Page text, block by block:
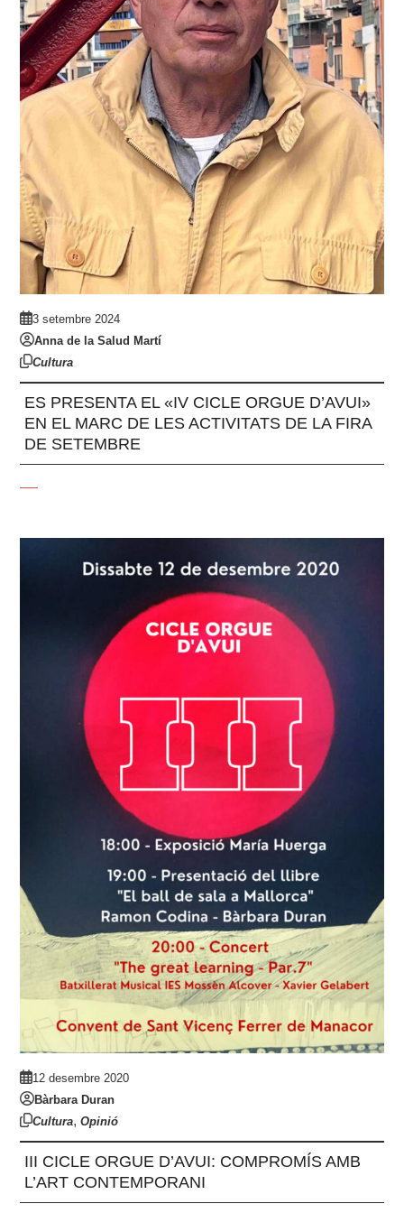
3 setembre 2024
Anna de la Salud Martí
Cultura
ES PRESENTA EL «IV CICLE ORGUE D’AVUI»
EN EL MARC DE LES ACTIVITATS DE LA FIRA
DE SETEMBRE
12 desembre 2020
Bàrbara Duran
Cultura,Opinió
III CICLE ORGUE D’AVUI: COMPROMÍS AMB
L’ART CONTEMPORANI